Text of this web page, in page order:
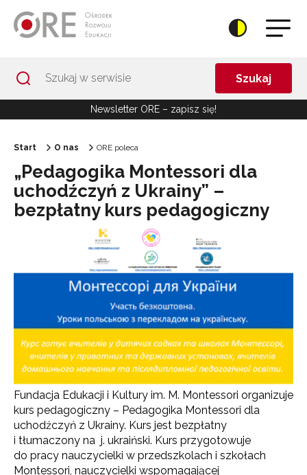
Szukaj
Newsletter ORE – zapisz się!
Start O nas ORE poleca
„Pedagogika Montessori dla
uchodźczyń z Ukrainy” –
bezpłatny kurs pedagogiczny
Fundacja Edukacji i Kultury im. M. Montessori organizuje
kurs pedagogiczny – Pedagogika Montessori dla
uchodźczyń z Ukrainy. Kurs jest bezpłatny
i tłumaczony na j. ukraiński. Kurs przygotowuje
do pracy nauczycielki w przedszkolach i szkołach
Montessori, nauczycielki wspomagającej